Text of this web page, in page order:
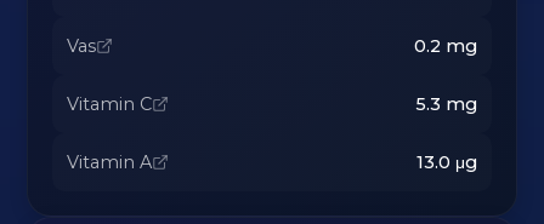
Vas 0.2 mg
Vitamin C 5.3 mg
Vitamin A 13.0 μg